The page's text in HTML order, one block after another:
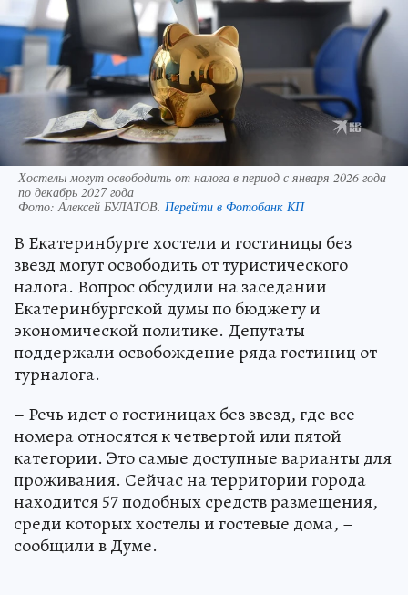
Хостелы могут освободить от налога в период с января 2026 года
по декабрь 2027 года
Фото: Алексей БУЛАТОВ. Перейти в Фотобанк КП
В Екатеринбурге хостели и гостиницы без
звезд могут освободить от туристического
налога. Вопрос обсудили на заседании
Екатеринбургской думы по бюджету и
экономической политике. Депутаты
поддержали освобождение ряда гостиниц от
турналога.
– Речь идет о гостиницах без звезд, где все
номера относятся к четвертой или пятой
категории. Это самые доступные варианты для
проживания. Сейчас на территории города
находится 57 подобных средств размещения,
среди которых хостелы и гостевые дома, –
сообщили в Думе.